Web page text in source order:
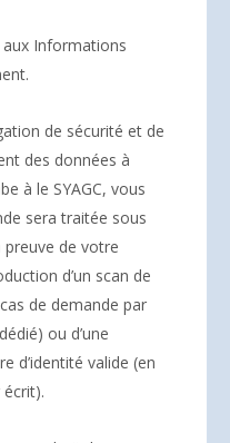
aux Informations
de sécurité et de
des données à
à le SYAGC, vous
sera traitée sous
de votre
d’un scan de
de demande par
ou d’une
d’identité valide (en